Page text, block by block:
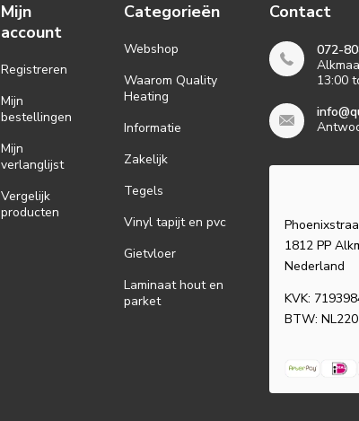
Mijn
account
Registreren
Mijn
bestellingen
Mijn
verlanglijst
Vergelijk
producten
Categorieën
Webshop
Waarom Quality
Heating
Informatie
Zakelijk
Tegels
Vinyl tapijt en pvc
Gietvloer
Laminaat hout en
parket
Contact
072-
13:00
1812 PP
Nederland
KVK:
BTW: